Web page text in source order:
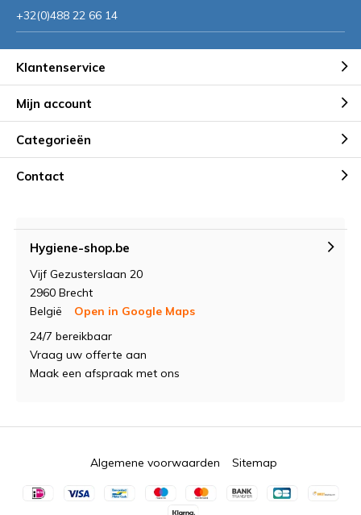
+32(0)488 22 66 14
Klantenservice
Mijn account
Categorieën
Contact
Hygiene-shop.be
Vijf Gezusterslaan 20
2960 Brecht
België
Open in Google Maps
24/7 bereikbaar
Vraag uw offerte aan
Maak een afspraak met ons
Algemene voorwaarden Sitemap